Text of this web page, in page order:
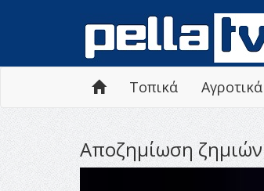
Τοπικά Αγροτικά
Αποζημίωση